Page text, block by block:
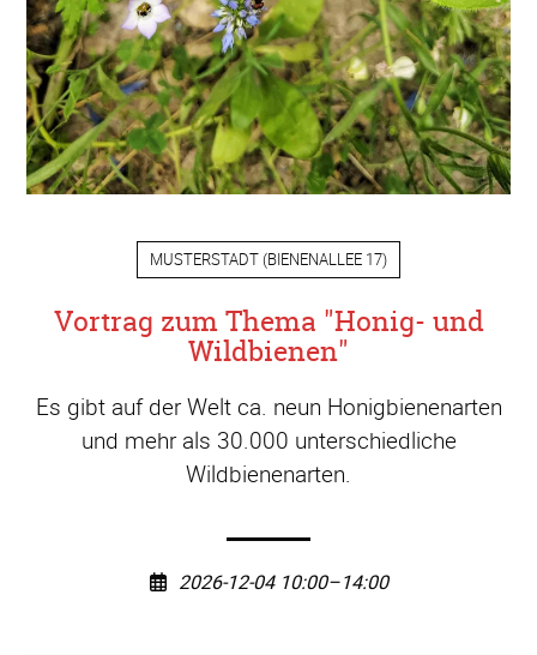
MUSTERSTADT (BIENENALLEE 17)
Vortrag zum Thema "Honig- und
Wildbienen"
Es gibt auf der Welt ca. neun Honigbienenarten
und mehr als 30.000 unterschiedliche
Wildbienenarten.
2026-12-04 10:00–14:00